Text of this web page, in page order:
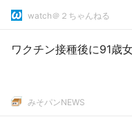
watch＠２ちゃんねる
ワクチン接種後に91歳
みそパンNEWS